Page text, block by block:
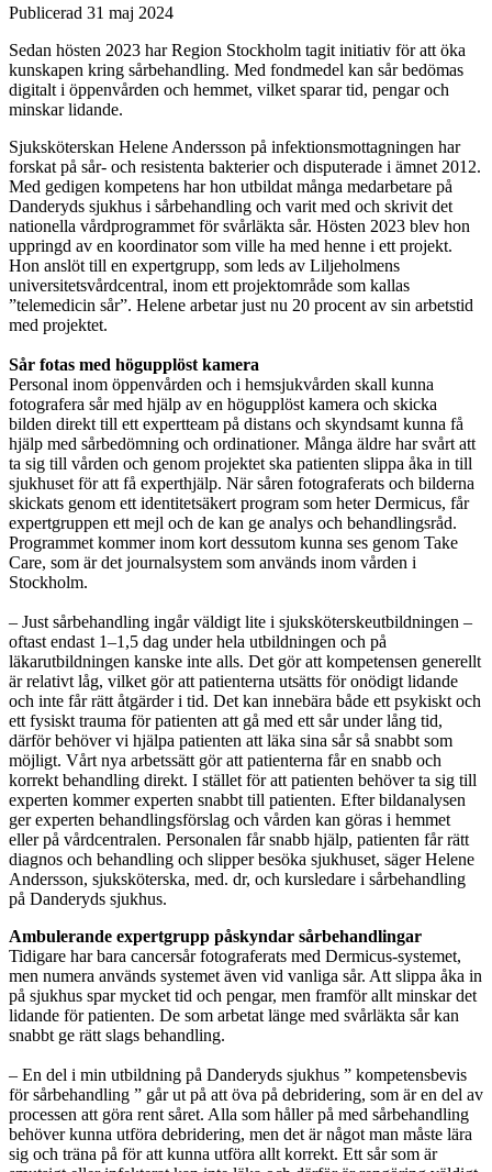
Publicerad 31 maj 2024
Sedan hösten 2023 har Region Stockholm tagit initiativ för att öka
kunskapen kring sårbehandling. Med fondmedel kan sår bedömas
digitalt i öppenvården och hemmet, vilket sparar tid, pengar och
minskar lidande.
Sjuksköterskan Helene Andersson på infektionsmottagningen har
forskat på sår- och resistenta bakterier och disputerade i ämnet 2012.
Med gedigen kompetens har hon utbildat många medarbetare på
Danderyds sjukhus i sårbehandling och varit med och skrivit det
nationella vårdprogrammet för svårläkta sår. Hösten 2023 blev hon
uppringd av en koordinator som ville ha med henne i ett projekt.
Hon anslöt till en expertgrupp, som leds av Liljeholmens
universitetsvårdcentral, inom ett projektområde som kallas
”telemedicin sår”. Helene arbetar just nu 20 procent av sin arbetstid
med projektet.
Sår fotas med högupplöst kamera
Personal inom öppenvården och i hemsjukvården skall kunna
fotografera sår med hjälp av en högupplöst kamera och skicka
bilden direkt till ett expertteam på distans och skyndsamt kunna få
hjälp med sårbedömning och ordinationer. Många äldre har svårt att
ta sig till vården och genom projektet ska patienten slippa åka in till
sjukhuset för att få experthjälp. När såren fotograferats och bilderna
skickats genom ett identitetsäkert program som heter Dermicus, får
expertgruppen ett mejl och de kan ge analys och behandlingsråd.
Programmet kommer inom kort dessutom kunna ses genom Take
Care, som är det journalsystem som används inom vården i
Stockholm.
– Just sårbehandling ingår väldigt lite i sjuksköterskeutbildningen –
oftast endast 1–1,5 dag under hela utbildningen och på
läkarutbildningen kanske inte alls. Det gör att kompetensen generellt
är relativt låg, vilket gör att patienterna utsätts för onödigt lidande
och inte får rätt åtgärder i tid. Det kan innebära både ett psykiskt och
ett fysiskt trauma för patienten att gå med ett sår under lång tid,
därför behöver vi hjälpa patienten att läka sina sår så snabbt som
möjligt. Vårt nya arbetssätt gör att patienterna får en snabb och
korrekt behandling direkt. I stället för att patienten behöver ta sig till
experten kommer experten snabbt till patienten. Efter bildanalysen
ger experten behandlingsförslag och vården kan göras i hemmet
eller på vårdcentralen. Personalen får snabb hjälp, patienten får rätt
diagnos och behandling och slipper besöka sjukhuset, säger Helene
Andersson, sjuksköterska, med. dr, och kursledare i sårbehandling
på Danderyds sjukhus.
Ambulerande expertgrupp påskyndar sårbehandlingar
Tidigare har bara cancersår fotograferats med Dermicus-systemet,
men numera används systemet även vid vanliga sår. Att slippa åka in
på sjukhus spar mycket tid och pengar, men framför allt minskar det
lidande för patienten. De som arbetat länge med svårläkta sår kan
snabbt ge rätt slags behandling.
– En del i min utbildning på Danderyds sjukhus ” kompetensbevis
för sårbehandling ” går ut på att öva på debridering, som är en del av
processen att göra rent såret. Alla som håller på med sårbehandling
behöver kunna utföra debridering, men det är något man­ måste lära
sig och träna på för att kunna utföra allt korrekt. Ett sår som är